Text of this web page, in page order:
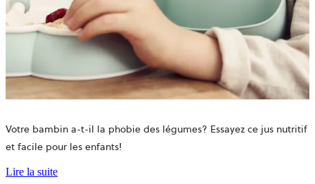
Votre bambin a-t-il la phobie des légumes? Essayez ce jus nutritif
et facile pour les enfants!
Lire la suite